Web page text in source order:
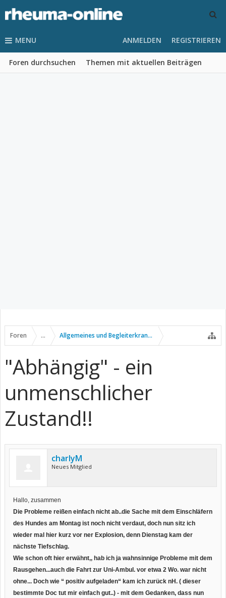
MENU
Foren durchsuchen Themen mit aktuellen Beiträgen
ANMELDEN REGISTRIEREN
Foren ... Allgemeines und Begleiterkrankungen
"Abhängig" - ein
unmenschlicher
Zustand!!
charlyM
Neues Mitglied
Hallo, zusammen
Die Probleme reißen einfach nicht ab..die Sache mit dem Einschläfern
des Hundes am Montag ist noch nicht verdaut, doch nun sitz ich
wieder mal hier kurz vor ner Explosion, denn Dienstag kam der
nächste Tiefschlag.
Wie schon oft hier erwähnt,, hab ich ja wahnsinnige Probleme mit dem
Rausgehen...auch die Fahrt zur Uni-Ambul. vor etwa 2 Wo. war nicht
ohne... Doch wie “ positiv aufgeladen“ kam ich zurück nH. ( dieser
bestimmte Doc tut mir einfach gut..) - mit dem Gedanken, dass nun